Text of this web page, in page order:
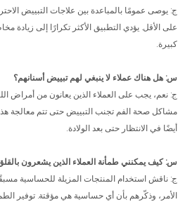
ج: يوصى عمومًا بالمباعدة بين علاجات التبييض
على الأقل. يؤدي التطبيق الأكثر تكرارًا إلى زيادة
كبيرة.
س: هل هناك عملاء لا ينبغي لهم تبييض أسنانهم؟
ج: نعم، يجب على العملاء الذين يعانون من أمراض
مشاكل صحة الفم تجنب التبييض حتى تتم معالجة
أيضًا في الانتظار حتى بعد الولادة.
س: كيف يمكنني طمأنة العملاء الذين يشعرون
ج: ناقش استخدام المنتجات المزيلة للحساسية
الأمر، وذكّرهم بأن أي حساسية هي مؤقتة. توفير